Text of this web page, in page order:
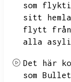
som
sitt
flytt
alla
Det här
som